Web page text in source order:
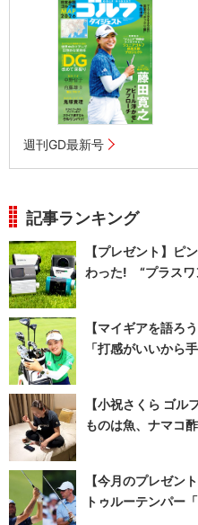
週刊GD最新号
記事ランキング
【プレゼント】ピ
わった! “プラスワ
【マイギアを語
「打感がいいから
【小祝さくら ゴ
ものは魚、ナマコ
【今月のプレゼン
トゥルーテンパー